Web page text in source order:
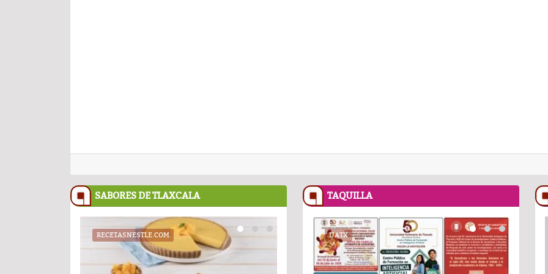
SABORES DE TLAXCALA
RECETASNESTLE.COM RECETASNESTLE.COM
TAQUILLA
UATX UATX
PODCAST PODCAST